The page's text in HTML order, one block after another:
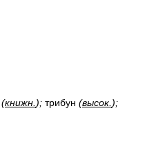
(книжн. ); трибун (высок. );